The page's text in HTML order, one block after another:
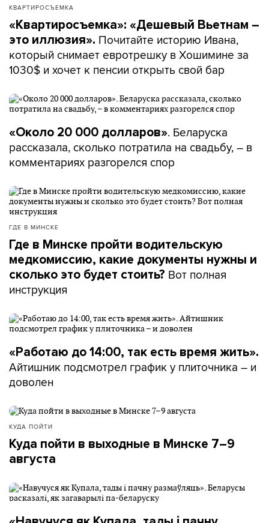
КВАРТИРОСЪЕМКА
«Квартиросъемка»: «Дешевый Вьетнам –
это иллюзия». Почитайте историю Ивана,
который снимает евротрешку в Хошимине за
1030$ и хочет к пенсии открыть свой бар
«Около 20 000 долларов». Беларуска
рассказала, сколько потратила на свадьбу, – в
комментариях разгорелся спор
ГДЕ В МИНСКЕ
Где в Минске пройти водительскую
медкомиссию, какие документы нужны и
сколько это будет стоить? Вот полная
инструкция
«Работаю до 14:00, так есть время жить».
Айтишник подсмотрел график у плиточника – и
доволен
КУДА ПОЙТИ
Куда пойти в выходные в Минске 7–9
августа